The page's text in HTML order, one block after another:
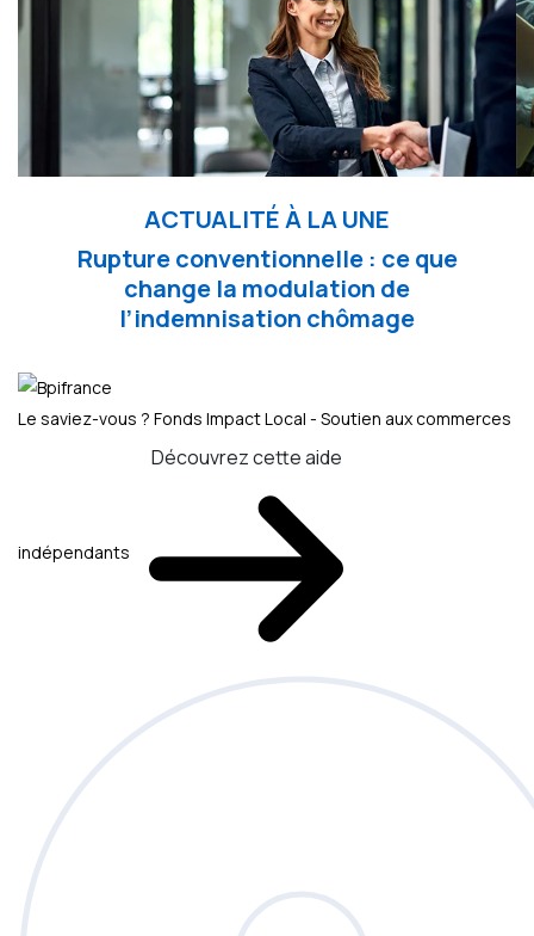
ACTUALITÉ À LA UNE
Rupture conventionnelle : ce que
change la modulation de
l’indemnisation chômage
Le saviez-vous ? Fonds Impact Local - Soutien aux commerces
indépendants
Découvrez cette aide